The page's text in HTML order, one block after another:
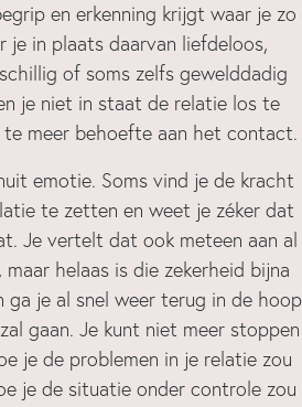
en erkenning krijgt waar je zo
je in plaats daarvan liefdeloos,
of soms zelfs gewelddadig
je niet in staat de relatie los te
te meer behoefte aan het contact.
emotie. Soms vind je de kracht
te zetten en weet je zéker dat
Je vertelt dat ook meteen aan al
helaas is die zekerheid bijna
ga je al snel weer terug in de hoop
gaan. Je kunt niet meer stoppen
je de problemen in je relatie zou
je de situatie onder controle zou